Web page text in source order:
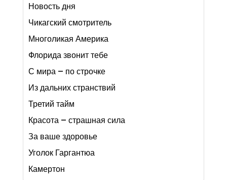
Новость дня
Чикагский смотритель
Многоликая Америка
Флорида звонит тебе
С мира – по строчке
Из дальних странствий
Третий тайм
Красота – страшная сила
За ваше здоровье
Уголок Гаргантюа
Камертон